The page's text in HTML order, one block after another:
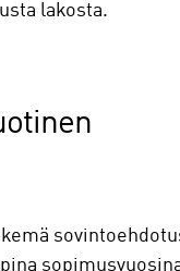
lakosta.